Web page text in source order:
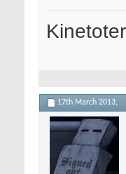
17th March 2013,